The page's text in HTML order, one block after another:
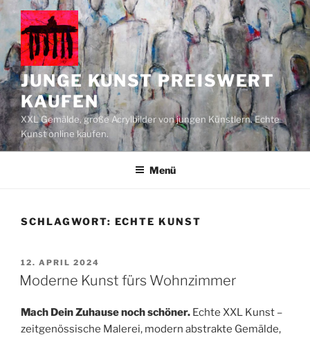
Zum
Inhalt
springen
JUNGE KUNST PREISWERT
KAUFEN
XXL Gemälde, große Acrylbilder von jungen Künstlern. Echte
Kunst online kaufen.
Menü
SCHLAGWORT: ECHTE KUNST
VERÖFFENTLICHT
AM
12. APRIL 2024
Moderne Kunst fürs Wohnzimmer
Mach Dein Zuhause noch schöner. Echte XXL Kunst –
zeitgenössische Malerei, modern abstrakte Gemälde,